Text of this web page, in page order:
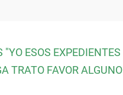
ESOS EXPEDIENTES
TRATO FAVOR ALGUNO